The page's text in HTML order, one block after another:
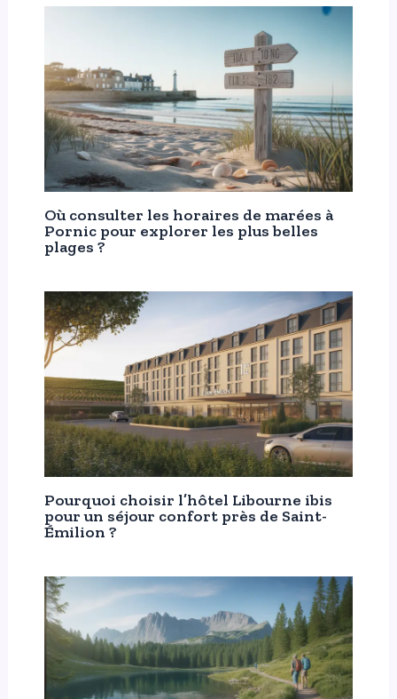
Où consulter les horaires de marées à
Pornic pour explorer les plus belles
plages ?
Pourquoi choisir l’hôtel Libourne ibis
pour un séjour confort près de Saint-
Émilion ?